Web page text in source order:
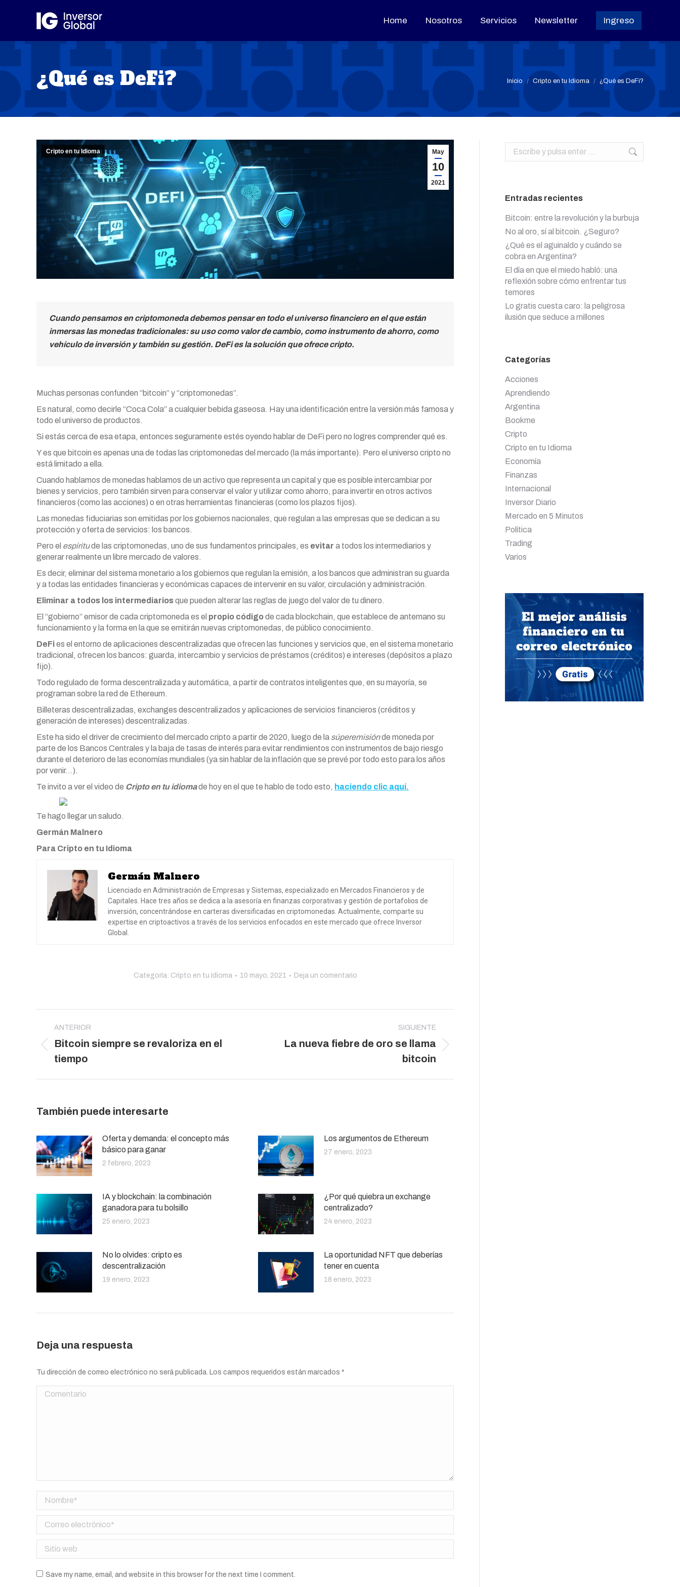
Home Nosotros Servicios Newsletter Ingreso
¿Qué es DeFi? Estás aquí:
Inicio Cripto en tu Idioma ¿Qué es DeFi?
May
10
2021
Cripto en tu Idioma
Cuando pensamos en criptomoneda debemos pensar en todo el universo financiero en el que están
inmersas las monedas tradicionales: su uso como valor de cambio, como instrumento de ahorro, como
vehículo de inversión y también su gestión. DeFi es la solución que ofrece cripto.
Muchas personas confunden “bitcoin” y “criptomonedas”.
Es natural, como decirle “Coca Cola” a cualquier bebida gaseosa. Hay una identificación entre la versión más famosa y
todo el universo de productos.
Si estás cerca de esa etapa, entonces seguramente estés oyendo hablar de DeFi pero no logres comprender qué es.
Y es que bitcoin es apenas una de todas las criptomonedas del mercado (la más importante). Pero el universo cripto no
está limitado a ella.
Cuando hablamos de monedas hablamos de un activo que representa un capital y que es posible intercambiar por
bienes y servicios, pero también sirven para conservar el valor y utilizar como ahorro, para invertir en otros activos
financieros (como las acciones) o en otras herramientas financieras (como los plazos fijos).
Las monedas fiduciarias son emitidas por los gobiernos nacionales, que regulan a las empresas que se dedican a su
protección y oferta de servicios: los bancos.
Pero el espíritude las criptomonedas, uno de sus fundamentos principales, es evitar a todos los intermediarios y
generar realmente un libre mercado de valores.
Es decir, eliminar del sistema monetario a los gobiernos que regulan la emisión, a los bancos que administran su guarda
y a todas las entidades financieras y económicas capaces de intervenir en su valor, circulación y administración.
Eliminar a todos los intermediariosque pueden alterar las reglas de juego del valor de tu dinero.
El “gobierno” emisor de cada criptomoneda es el propio códigode cada blockchain, que establece de antemano su
funcionamiento y la forma en la que se emitirán nuevas criptomonedas, de público conocimiento.
DeFies el entorno de aplicaciones descentralizadas que ofrecen las funciones y servicios que, en el sistema monetario
tradicional, ofrecen los bancos: guarda, intercambio y servicios de préstamos (créditos) e intereses (depósitos a plazo
fijo).
Todo regulado de forma descentralizada y automática, a partir de contratos inteligentes que, en su mayoría, se
programan sobre la red de Ethereum.
Billeteras descentralizadas, exchanges descentralizados y aplicaciones de servicios financieros (créditos y
generación de intereses) descentralizadas.
Este ha sido el driver de crecimiento del mercado cripto a partir de 2020, luego de la súperemisiónde moneda por
parte de los Bancos Centrales y la baja de tasas de interés para evitar rendimientos con instrumentos de bajo riesgo
durante el deterioro de las economías mundiales (ya sin hablar de la inflación que se prevé por todo esto para los años
por venir…).
Te invito a ver el video de Cripto en tu idiomade hoy en el que te hablo de todo esto, haciendo clic aquí.
Te hago llegar un saludo.
Germán Malnero
Para Cripto en tu Idioma
Germán Malnero
Licenciado en Administración de Empresas y Sistemas, especializado en Mercados Financieros y de
Capitales. Hace tres años se dedica a la asesoría en finanzas corporativas y gestión de portafolios de
inversión, concentrándose en carteras diversificadas en criptomonedas. Actualmente, comparte su
expertise en criptoactivos a través de los servicios enfocados en este mercado que ofrece Inversor
Global.
Categoría: Cripto en tu Idioma 10 mayo, 2021 Deja un comentario
entre
publicaciones
ANTERIOR
Publicación
anterior:
Bitcoin siempre se revaloriza en el
tiempo
SIGUIENTE
PublicaciónLa nueva fiebre de oro se llama
bitcoin
También puede interesarte
Oferta y demanda: el concepto más
básico para ganar
2 febrero, 2023
Los argumentos de Ethereum
27 enero, 2023
IA y blockchain: la combinación
ganadora para tu bolsillo
25 enero, 2023
¿Por qué quiebra un exchange
centralizado?
24 enero, 2023
No lo olvides: cripto es
descentralización
19 enero, 2023
La oportunidad NFT que deberías
tener en cuenta
18 enero, 2023
Deja una respuesta
Tu dirección de correo electrónico no será publicada. Los campos requeridos están marcados *
Comentario
Nombre *
Correo electrónico *
Sitio web
Save my name, email, and website in this browser for the next time I comment.
Buscar:
Entradas recientes
Bitcoin: entre la revolución y la burbuja
No al oro, sí al bitcoin. ¿Seguro?
¿Qué es el aguinaldo y cuándo se
cobra en Argentina?
El día en que el miedo habló: una
reflexión sobre cómo enfrentar tus
temores
Lo gratis cuesta caro: la peligrosa
ilusión que seduce a millones
Categorías
Acciones
Aprendiendo
Argentina
Bookme
Cripto
Cripto en tu Idioma
Economía
Finanzas
Internacional
Inversor Diario
Mercado en 5 Minutos
Política
Trading
Varios
Home Nosotros Servicios Newsletter Ingreso